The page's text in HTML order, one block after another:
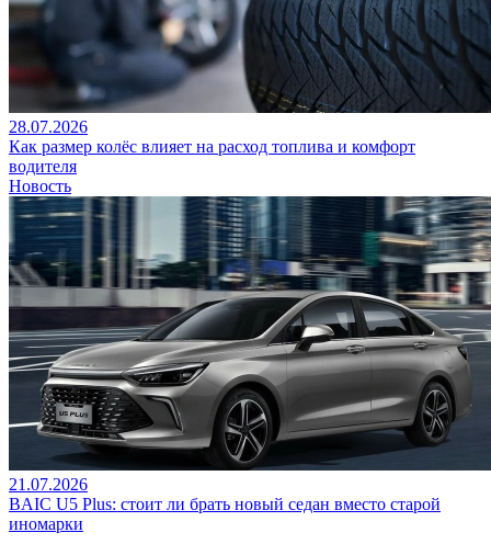
28.07.2026
Как размер колёс влияет на расход топлива и комфорт
водителя
Новость
21.07.2026
BAIC U5 Plus: стоит ли брать новый седан вместо старой
иномарки